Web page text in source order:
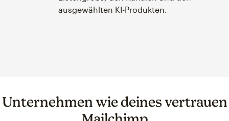
ausgewählten KI-Produkten.
Unternehmen wie deines vertrauen